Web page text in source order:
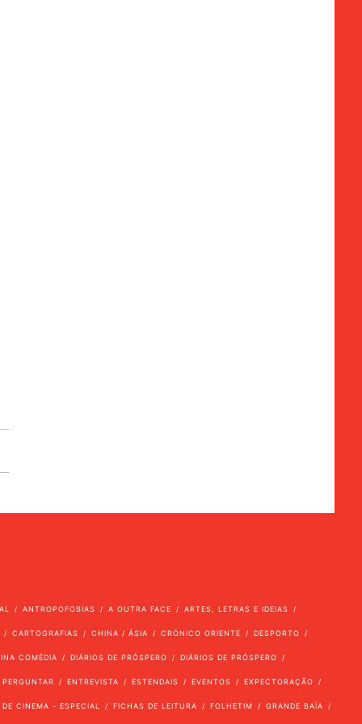
ANTROPOFOBIAS A OUTRA FACE ARTES, LETRAS E IDEIAS
CARTOGRAFIAS CHINA / ÁSIA CRÓNICO ORIENTE DESPORTO
COMÉDIA DIÁRIOS DE PRÓSPERO DIÁRIOS DE PRÓSPERO
ENTREVISTA ESTENDAIS EVENTOS EXPECTORAÇÃO
CINEMA - ESPECIAL FICHAS DE LEITURA FOLHETIM GRANDE BAÍA